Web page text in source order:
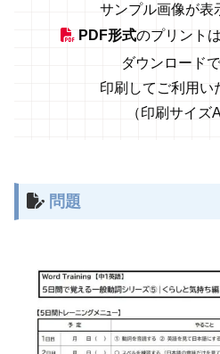
サンプル画像が表
PDF形式のプリントは
ダウンロード
印刷してご利用い
（印刷サイズ
問題